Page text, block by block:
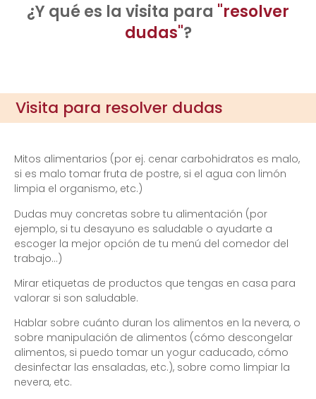
¿Y qué es la visita para "resolver
dudas"?
Visita para resolver dudas
Mitos alimentarios (por ej. cenar carbohidratos es malo,
si es malo tomar fruta de postre, si el agua con limón
limpia el organismo, etc.)
Dudas muy concretas sobre tu alimentación (por
ejemplo, si tu desayuno es saludable o ayudarte a
escoger la mejor opción de tu menú del comedor del
trabajo…)
Mirar etiquetas de productos que tengas en casa para
valorar si son saludable.
Hablar sobre cuánto duran los alimentos en la nevera, o
sobre manipulación de alimentos (cómo descongelar
alimentos, si puedo tomar un yogur caducado, cómo
desinfectar las ensaladas, etc.), sobre como limpiar la
nevera, etc.